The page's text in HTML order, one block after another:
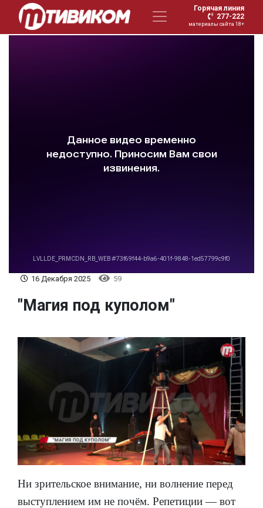
Горячая линия
277-222
материалы сайта 18+
16 Декабря 2025 59
"Магия под куполом"
Ни зрительское внимание, ни волнение перед
выступлением им не почём. Репетиции — вот